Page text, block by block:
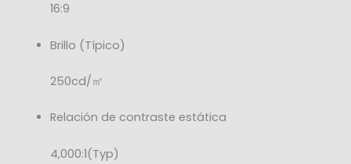
16:9
Brillo (Típico)
250cd/㎡
Relación de contraste estática
4,000:1(Typ)